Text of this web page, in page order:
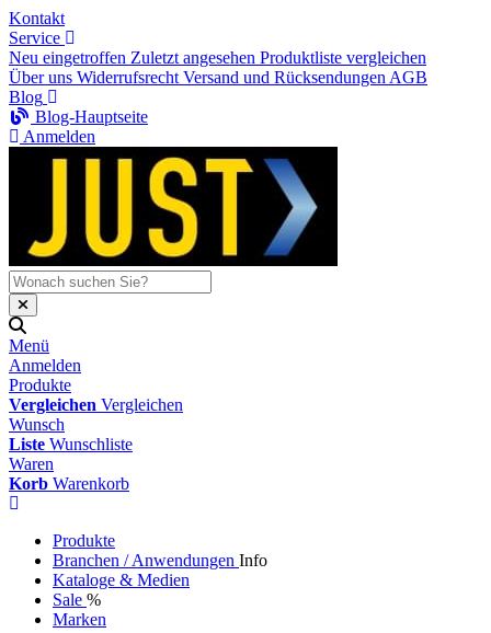
Kontakt
Service
Neu eingetroffen Zuletzt angesehen Produktliste vergleichen
Über uns Widerrufsrecht Versand und Rücksendungen AGB
Blog
Blog-Hauptseite
Anmelden
Menü
Anmelden
Produkte
Vergleichen Vergleichen
Wunsch
Liste Wunschliste
Waren
Korb Warenkorb
Produkte
Branchen / Anwendungen Info
Kataloge & Medien
Sale %
Marken